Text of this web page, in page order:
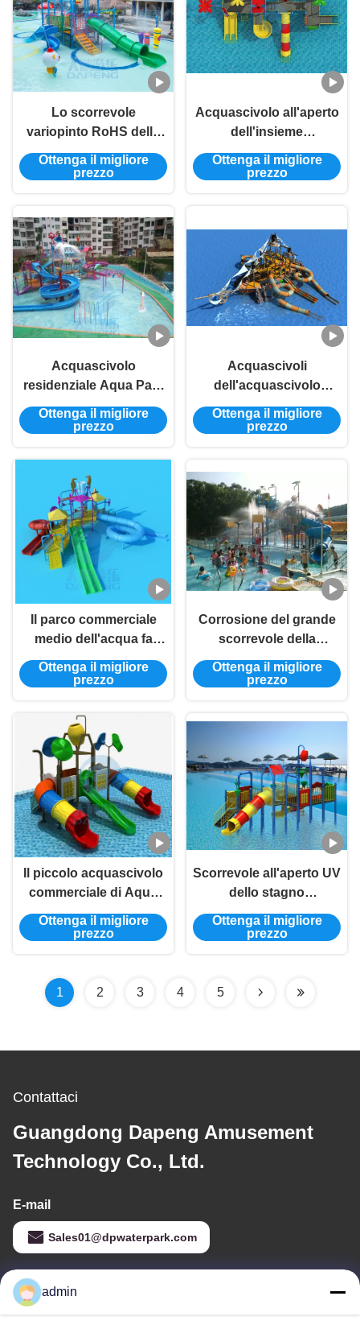
Lo scorrevole
variopinto RoHS dello
stagno della vetroresina
dei bambini
approvato
Ottenga il migliore
prezzo
Acquascivolo all'aperto
dell'insieme
dell'oscillazione della
vetroresina dello
campo da giuoco dei
bambini
Ottenga il migliore
prezzo
Acquascivolo
residenziale Aqua Park
Fiberglass Water House
del campo da giuoco
Ottenga il migliore
prezzo
Acquascivoli
dell'acquascivolo
d'acciaio del campo da
giuoco di HDG della
Ottenga il migliore
prezzo
Il parco commerciale
medio dell'acqua fa
scorrere gli scorrevoli
del campo da giuoco
vetroresina
Ottenga il migliore
prezzo
Corrosione del grande
scorrevole della
spruzzata della
vetroresina della
Ottenga il migliore
prezzo
Il piccolo acquascivolo
commerciale di Aqua
Park Water Playground
Slides LLEPE ha
Ottenga il migliore
prezzo
Scorrevole all'aperto UV
dello stagno
dell'acquascivolo del
campo da giuoco di
Ottenga il migliore
prezzo
1 2 3 4 5
Contattaci
Guangdong Dapeng Amusement
Technology Co., Ltd.
E-mail
Sales01@dpwaterpark.com
Il nostro indirizzo
admin